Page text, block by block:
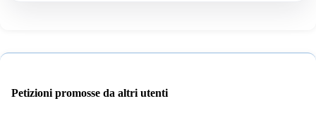
Petizioni promosse da altri utenti